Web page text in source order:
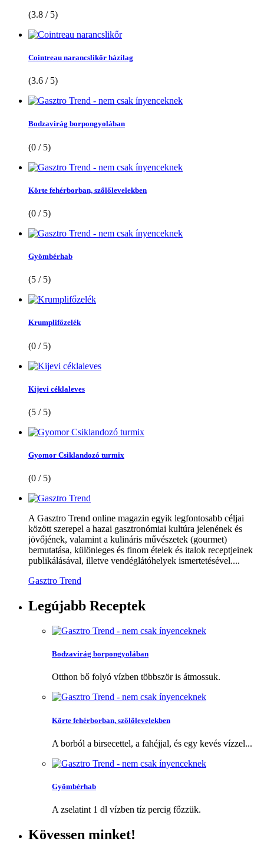
(3.8 / 5)
Cointreau narancslikőr házilag
(3.6 / 5)
Bodzavirág borpongyolában
(0 / 5)
Körte fehérborban, szőlőlevelekben
(0 / 5)
Gyömbérhab
(5 / 5)
Krumplifőzelék
(0 / 5)
Kijevi céklaleves
(5 / 5)
Gyomor Csiklandozó turmix
(0 / 5)
A Gasztro Trend online magazin egyik legfontosabb céljai
között szerepel a hazai gasztronómiai kultúra jelenének és
jövőjének, valamint a kulináris művészetek (gourmet)
bemutatása, különleges és finom ételek és italok receptjeinek
publikálásával, illetve vendéglátóhelyek ismertetésével....
Gasztro Trend
Legújabb Receptek
Bodzavirág borpongyolában
Otthon bő folyó vízben többször is átmossuk.
Körte fehérborban, szőlőlevelekben
A borból a birsecettel, a fahéjjal, és egy kevés vízzel...
Gyömbérhab
A zselatint 1 dl vízben tíz percig főzzük.
Kövessen minket!